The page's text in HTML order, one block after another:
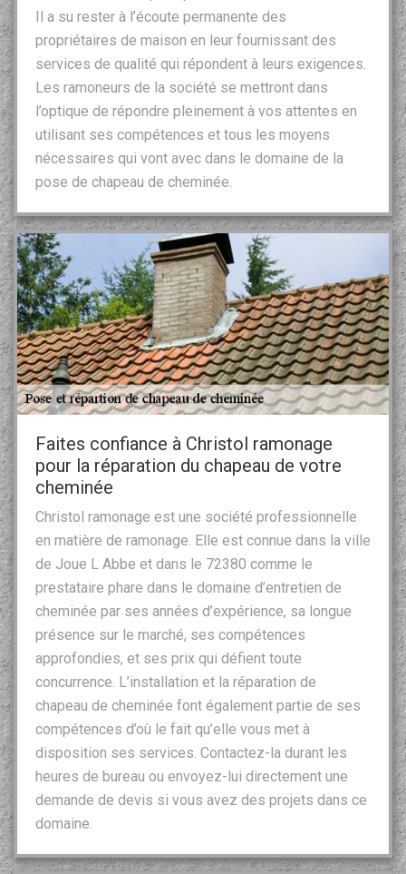
Il a su rester à l’écoute permanente des
propriétaires de maison en leur fournissant des
services de qualité qui répondent à leurs exigences.
Les ramoneurs de la société se mettront dans
l’optique de répondre pleinement à vos attentes en
utilisant ses compétences et tous les moyens
nécessaires qui vont avec dans le domaine de la
pose de chapeau de cheminée.
Faites confiance à Christol ramonage
pour la réparation du chapeau de votre
cheminée
Christol ramonage est une société professionnelle
en matière de ramonage. Elle est connue dans la ville
de Joue L Abbe et dans le 72380 comme le
prestataire phare dans le domaine d’entretien de
cheminée par ses années d’expérience, sa longue
présence sur le marché, ses compétences
approfondies, et ses prix qui défient toute
concurrence. L’installation et la réparation de
chapeau de cheminée font également partie de ses
compétences d’où le fait qu’elle vous met à
disposition ses services. Contactez-la durant les
heures de bureau ou envoyez-lui directement une
demande de devis si vous avez des projets dans ce
domaine.